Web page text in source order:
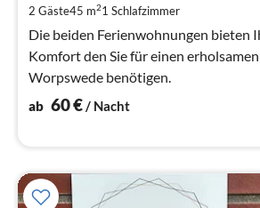
2 Gäste45 m21 Schlafzimmer
Die beiden Ferienwohnungen bieten
Komfort den Sie für einen
Worpswede benötigen.
ab 60€/ Nacht